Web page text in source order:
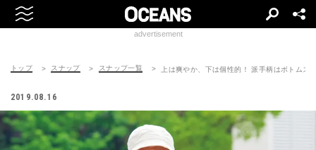
advertisement
トップ スナップ スナップ一覧 上は爽やか、下は個性的！ 派手柄はボトムス
2019.08.16